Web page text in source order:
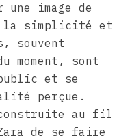
image de
la simplicité et
souvent
moment, sont
et se
perçue.
construite au fil
de se faire